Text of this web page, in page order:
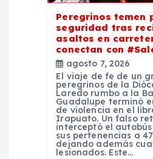
Peregrinos temen
seguridad tras
asaltos en
conectan con
agosto 7, 2026
El viaje de fe de un
peregrinos de la
Laredo rumbo a la
Guadalupe terminó
de violencia en el
Irapuato. Un falso
interceptó el
sus pertenencias a
dejando además
lesionados. Este…